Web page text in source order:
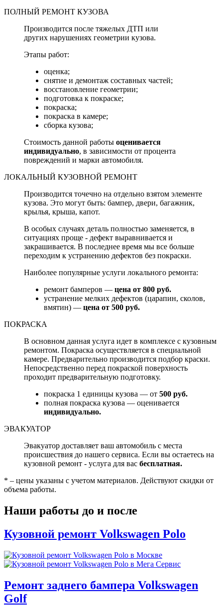
ПОЛНЫЙ РЕМОНТ КУЗОВА
Производится после тяжелых ДТП или
других нарушениях геометрии кузова.
Этапы работ:
оценка;
снятие и демонтаж составных частей;
восстановление геометрии;
подготовка к покраске;
покраска;
покраска в камере;
сборка кузова;
Стоимость данной работы оценивается
индивидуально, в зависимости от процента
повреждений и марки автомобиля.
ЛОКАЛЬНЫЙ КУЗОВНОЙ РЕМОНТ
Производится точечно на отдельно взятом элементе
кузова. Это могут быть: бампер, двери, багажник,
крылья, крыша, капот.
В особых случаях деталь полностью заменяется, в
ситуациях проще - дефект выравнивается и
закрашивается. В последнее время мы все больше
переходим к устранению дефектов без покраски.
Наиболее популярные услуги локального ремонта:
ремонт бамперов — цена от 800 руб.
устранение мелких дефектов (царапин, сколов,
вмятин) — цена от 500 руб.
ПОКРАСКА
В основном данная услуга идет в комплексе с кузовным
ремонтом. Покраска осуществляется в специальной
камере. Предварительно производится подбор краски.
Непосредственно перед покраской поверхность
проходит предварительную подготовку.
покраска 1 единицы кузова — от 500 руб.
полная покраска кузова — оценивается
индивидуально.
ЭВАКУАТОР
Эвакуатор доставляет ваш автомобиль с места
происшествия до нашего сервиса. Если вы остаетесь на
кузовной ремонт - услуга для вас бесплатная.
* – цены указаны с учетом материалов. Действуют скидки от
объема работы.
Наши работы до и после
Кузовной ремонт Volkswagen Polo
Ремонт заднего бампера Volkswagen
Golf